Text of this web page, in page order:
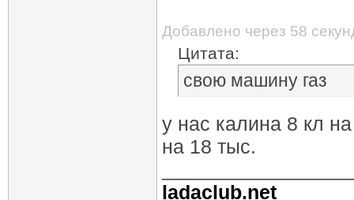
Добавлено через 58
Цитата:
свою машину газ
у нас калина 8 кл
на 18 тыс.
ladaclub.net